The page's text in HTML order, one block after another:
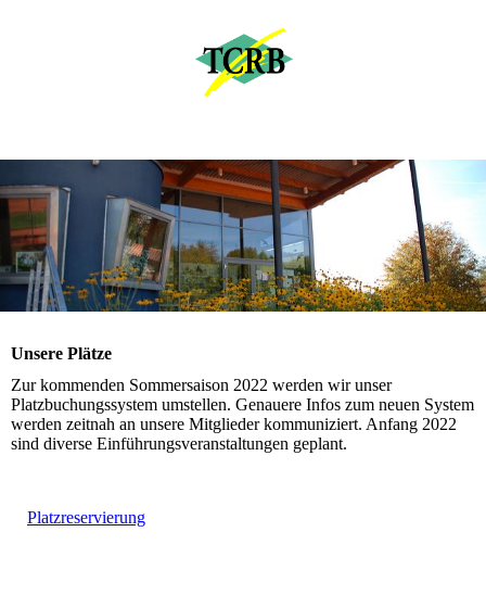
Unsere Plätze
Zur kommenden Sommersaison 2022 werden wir unser
Platzbuchungssystem umstellen. Genauere Infos zum neuen System
werden zeitnah an unsere Mitglieder kommuniziert. Anfang 2022
sind diverse Einführungsveranstaltungen geplant.
Platzreservierung